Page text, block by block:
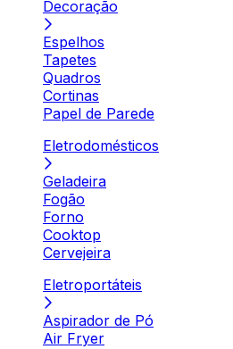
Decoração
Espelhos
Tapetes
Quadros
Cortinas
Papel de Parede
Eletrodomésticos
Geladeira
Fogão
Forno
Cooktop
Cervejeira
Eletroportáteis
Aspirador de Pó
Air Fryer